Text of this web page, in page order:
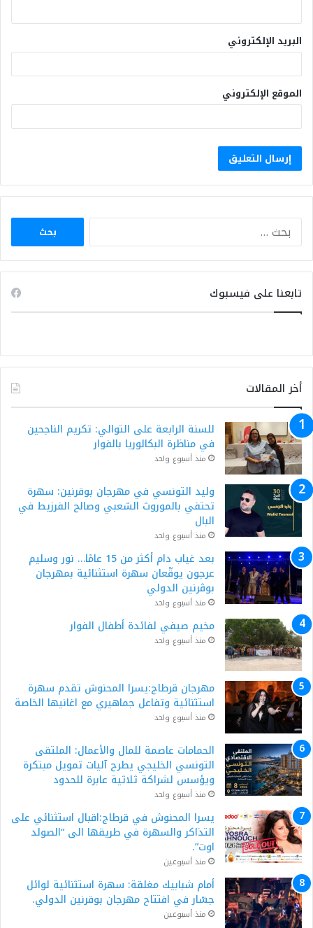
البريد الإلكتروني
الموقع الإلكتروني
البحث
تابعنا على فيسبوك
أخر المقالات
للسنة الرابعة على التوالي: تكريم الناجحين
في مناظرة البكالوريا بالفوار
منذ أسبوع واحد
وليد التونسي في مهرجان بوقرنين: سهرة
تحتفي بالموروث الشعبي وصالح الفرزيط في
البال
منذ أسبوع واحد
بعد غياب دام أكثر من 15 عامًا… نور وسليم
عرجون يوقّعان سهرة استثنائية بمهرجان
بوڨرنين الدولي
منذ أسبوع واحد
مخيم صيفي لفائدة أطفال الفوار
منذ أسبوع واحد
مهرجان قرطاج:يسرا المحنوش تقدم سهرة
استثنائية وتفاعل جماهيري مع اغانيها الخاصة
منذ أسبوع واحد
الحمامات عاصمة للمال والأعمال: الملتقى
التونسي الخليجي يطرح آليات تمويل مبتكرة
ويؤسس لشراكة ثلاثية عابرة للحدود
منذ أسبوع واحد
يسرا المحنوش في قرطاج:اقبال استثنائي على
التذاكر والسهرة في طريقها الى “الصولد
اوت”.
منذ أسبوعين
أمام شبابيك مغلقة: سهرة استثنائية لوائل
جسّار في افتتاح مهرجان بوقرنين الدولي.
منذ أسبوعين